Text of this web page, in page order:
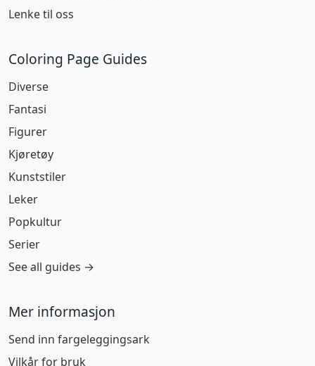
Lenke til oss
Coloring Page Guides
Diverse
Fantasi
Figurer
Kjøretøy
Kunststiler
Leker
Popkultur
Serier
See all guides →
Mer informasjon
Send inn fargeleggingsark
Vilkår for bruk